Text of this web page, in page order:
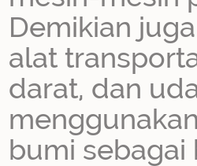
Demikian
alat
darat, dan
bumi sebagai